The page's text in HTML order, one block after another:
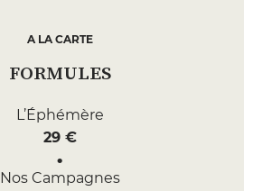
A LA CARTE
FORMULES
L’Éphémère
29 €
Nos Campagnes